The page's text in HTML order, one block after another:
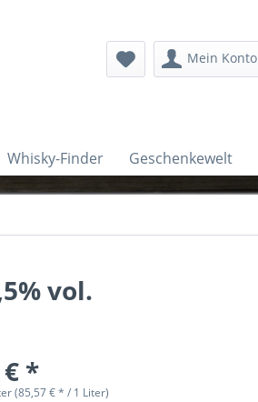
Mein Konto
Whisky-Finder Geschenkewelt
vol.
€ *
(85,57 € * / 1 Liter)